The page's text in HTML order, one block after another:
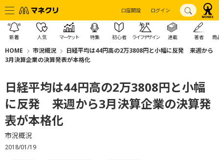
口座開設 ログイン
新着 人気 マーケット 特集 初心者 ライフデザイン 連載 著者 商
HOME 市況概況
日経平均は44円高の2万3808円と小幅に反発 来週から
3月決算企業の決算発表が本格化
日経平均は44円高の2万3808円と小幅
に反発 来週から3月決算企業の決算発
表が本格化
市況概況
2018/01/19